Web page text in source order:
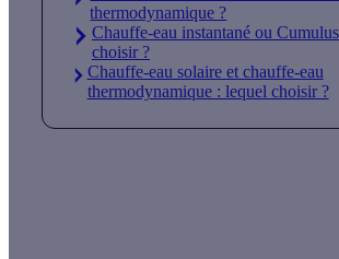
thermodynamique ?
Chauffe-eau instantané ou
choisir ?
Chauffe-eau solaire et chauffe-eau
thermodynamique : lequel choisir ?